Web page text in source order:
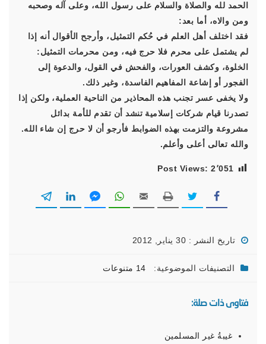
الحمد لله والصلاة والسلام على رسول الله، وعلى آله وصحبه
ومن والاه، أما بعد:
فقد اختلف أهل العلم في حُكم التمثيل، وأرجح الأقوال أنه إذا
لم يشتمل على محرم فلا حرج فيه، ومن محرمات التمثيل:
الخلوة، وكشف العورات، والفحش في القول، والدعوة إلى
الفجور أو إشاعة المفاهيم الفاسدة، وغير ذلك.
ولا يخفى عسر تجنب هذه المحاذير من الناحية العملية، ولكن إذا
تصدرنا قيام شركات إسلامية تنشد أن تقدم للأمة بدائل
مشروعة والتزمت بهذه الضوابط فأرجو أن لا حرج إن شاء الله.
والله تعالى أعلى وأعلم.
Post Views: 2٬051
تاريخ النشر : 30 يناير, 2012
التصنيفات الموضوعية: 14 متنوعات
فتاوى ذات صلة:
غيبةُ غير المسلمين